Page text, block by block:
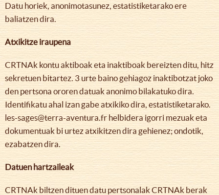
Datu horiek, anonimotasunez, estatistiketarako ere
baliatzen dira.
Atxikitze iraupena
CRTNAk kontu aktiboak eta inaktiboak bereizten ditu, hitz
sekretuen bitartez. 3 urte baino gehiagoz inaktibotzat joko
den pertsona ororen datuak anonimo bilakatuko dira.
Identifikatu ahal izan gabe atxikiko dira, estatistiketarako.
les-sages@terra-aventura.fr helbidera igorri mezuak eta
dokumentuak bi urtez atxikitzen dira gehienez; ondotik,
ezabatzen dira.
Datuen hartzaileak
CRTNAk biltzen dituen datu pertsonalak CRTNAk berak